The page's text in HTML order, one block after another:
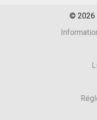
© 2026